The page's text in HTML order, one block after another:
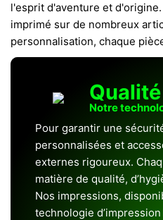
l'esprit d'aventure et
imprimé sur de nombreux
personnalisation, chaque
Notre
Pour garantir une
personnalisées et
externes rigoureux.
matière de qualité,
Nos impressions,
technologie